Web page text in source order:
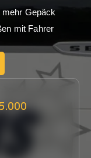
Gepäck
mit Fahrer